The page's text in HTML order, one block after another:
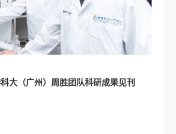
大（广州）周胜团队科研成果见刊